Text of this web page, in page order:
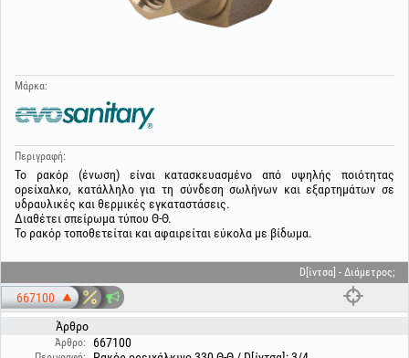
Μάρκα:
Περιγραφή:
Το ρακόρ (ένωση) είναι κατασκευασμένο από υψηλής ποιότητας
ορείχαλκο, κατάλληλο για τη σύνδεση σωλήνων και εξαρτημάτων σε
υδραυλικές και θερμικές εγκαταστάσεις.
Διαθέτει σπείρωμα τύπου Θ-Θ.
Το ρακόρ τοποθετείται και αφαιρείται εύκολα με βίδωμα.
D[ίντσα] - Διάμετρος;
667100
Άρθρο
Άρθρο: 667100